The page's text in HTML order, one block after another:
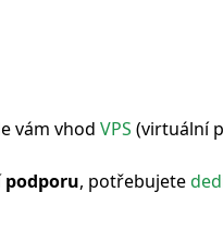
vám vhod VPS (virtuální
, potřebujete